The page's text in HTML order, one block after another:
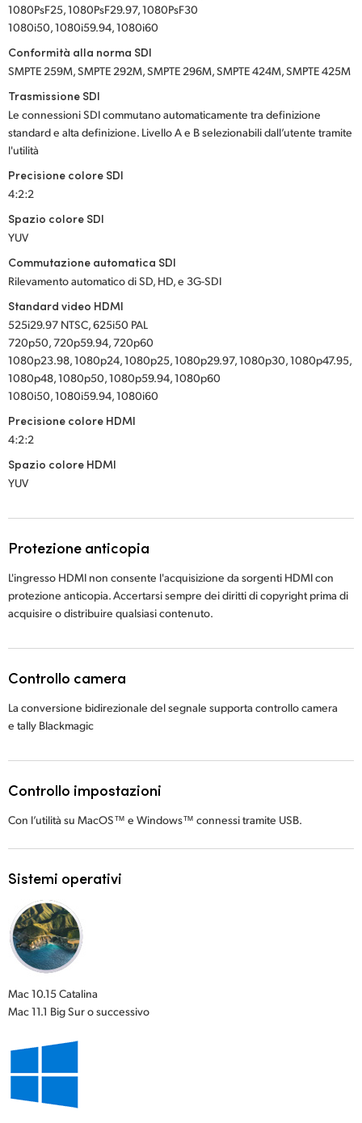
1080PsF25, 1080PsF29.97, 1080PsF30
1080i50, 1080i59.94, 1080i60
Conformità alla norma SDI
SMPTE 259M, SMPTE 292M, SMPTE 296M, SMPTE 424M, SMPTE 425M
Trasmissione SDI
Le connessioni SDI commutano automaticamente tra definizione
standard e alta definizione. Livello A e B selezionabili dall’utente tramite
l'utilità
Precisione colore SDI
4:2:2
Spazio colore SDI
YUV
Commutazione automatica SDI
Rilevamento automatico di SD, HD, e 3G-SDI
Standard video HDMI
525i29.97 NTSC, 625i50 PAL
720p50, 720p59.94, 720p60
1080p23.98, 1080p24, 1080p25, 1080p29.97, 1080p30, 1080p47.95,
1080p48, 1080p50, 1080p59.94, 1080p60
1080i50, 1080i59.94, 1080i60
Precisione colore HDMI
4:2:2
Spazio colore HDMI
YUV
Protezione anticopia
L'ingresso HDMI non consente l'acquisizione da sorgenti HDMI con
protezione anticopia.Accertarsi sempre dei diritti di copyright prima di
acquisire o distribuire qualsiasi contenuto.
Controllo camera
La conversione bidirezionale del segnale supporta controllo camera
e tally Blackmagic
Controllo impostazioni
Con l’utilità su MacOS™ e Windows™ connessi tramite USB.
Sistemi operativi
Mac 10.15 Catalina
Mac 11.1 Big Sur o successivo